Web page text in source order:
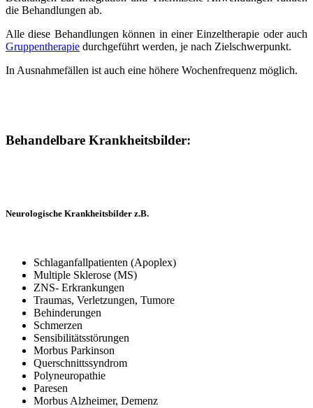
die Behandlungen ab.
Alle diese Behandlungen können in einer Einzeltherapie oder auch
Gruppentherapie durchgeführt werden, je nach Zielschwerpunkt.
In Ausnahmefällen ist auch eine höhere Wochenfrequenz möglich.
Behandelbare Krankheitsbilder:
Neurologische Krankheitsbilder z.B.
Schlaganfallpatienten (Apoplex)
Multiple Sklerose (MS)
ZNS- Erkrankungen
Traumas, Verletzungen, Tumore
Behinderungen
Schmerzen
Sensibilitätsstörungen
Morbus Parkinson
Querschnittssyndrom
Polyneuropathie
Paresen
Morbus Alzheimer, Demenz